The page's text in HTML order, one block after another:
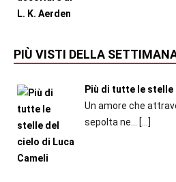
PIÙ VISTI DELLA
Più di tutte le stelle
Un amore che
sepolta ne... […]